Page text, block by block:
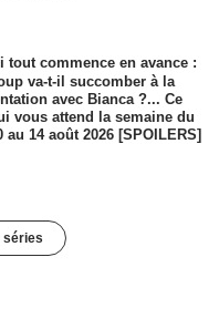
tout commence en avance :
va-t-il succomber à la
avec Bianca ?... Ce
vous attend la semaine du
au 14 août 2026 [SPOILERS]
séries